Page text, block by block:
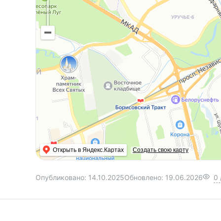
Открыть в Яндекс.Картах Создать свою карту
Опубликовано: 14.10.2025Обновлено: 19.06.2026 0